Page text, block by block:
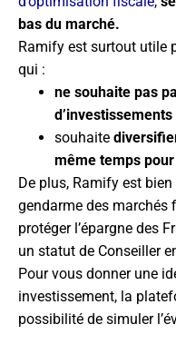
bas du marché.
Ramify est surtout utile
qui :
ne souhaite pas
d’investissements
souhaite
même temps
De plus, Ramify est bien
gendarme des marchés
protéger l’épargne des
un statut de Conseiller
Pour vous donner une
investissement, la
possibilité de simuler